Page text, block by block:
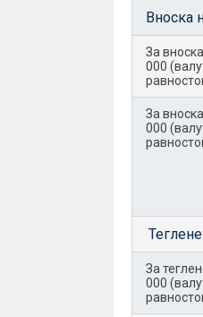
Вноска
За
000
За
000
Теглене:
За
000